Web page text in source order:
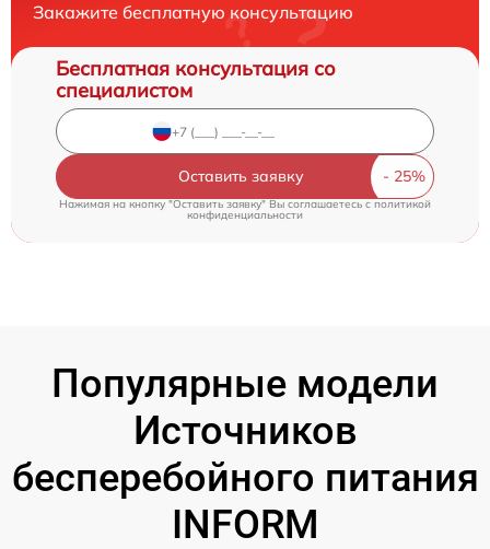
Закажите бесплатную консультацию
Бесплатная консультация со
специалистом
Оставить заявку
Нажимая на кнопку "Оставить заявку" Вы соглашаетесь cполитикой
конфиденциальности
Популярные модели
Источников
бесперебойного питания
INFORM